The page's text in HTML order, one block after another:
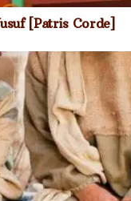
[Patris Corde]